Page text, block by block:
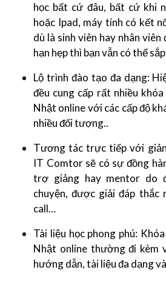
học bất cứ đâu, bất cứ khi
hoặc Ipad, máy tính có kết
dù là sinh viên hay nhân
hạn hẹp thì bạn vẫn có thể
Lộ trình đào tạo đa dạng:
đều cung cấp rất nhiều
Nhật online với các cấp độ
nhiều đối tượng..
Tương tác trực tiếp với
IT Comtor sẽ có sự đồng
trợ giảng hay mentor do
chuyện, được giải đáp thắc
call…
Tài liệu học phong phú:
Nhật online thường đi kèm
hướng dẫn, tài liệu đa dạng